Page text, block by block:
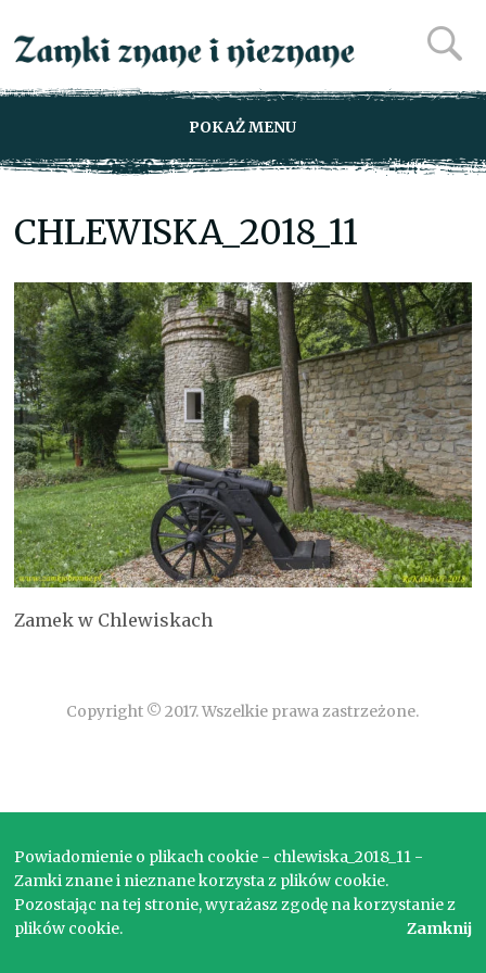
POKAŻ MENU
CHLEWISKA_2018_11
Zamek w Chlewiskach
Copyright © 2017. Wszelkie prawa zastrzeżone.
Powiadomienie o plikach cookie - chlewiska_2018_11 -
Zamki znane i nieznane korzysta z plików cookie.
Pozostając na tej stronie, wyrażasz zgodę na korzystanie z
plików cookie.
Zamknij